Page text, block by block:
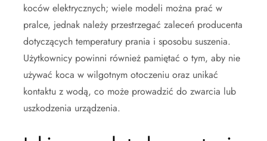
koców elektrycznych; wiele modeli można prać w
pralce, jednak należy przestrzegać zaleceń producenta
dotyczących temperatury prania i sposobu suszenia.
Użytkownicy powinni również pamiętać o tym, aby nie
używać koca w wilgotnym otoczeniu oraz unikać
kontaktu z wodą, co może prowadzić do zwarcia lub
uszkodzenia urządzenia.